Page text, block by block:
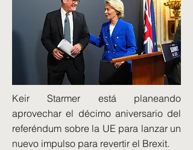
Keir Starmer está planeando
aprovechar el décimo aniversario del
referéndum sobre la UE para lanzar un
nuevo impulso para revertir el Brexit.